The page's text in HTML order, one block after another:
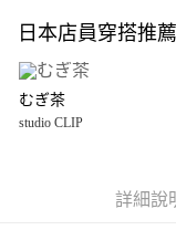
全盈+PAY
大哥付你分期
【大哥付你分期使用說明
1.本服務由台灣大哥大提
3.實際核准額度、可分
AFTEE先享後付
AFTEE先享後付是「在
日本店員穿搭推薦
むぎ茶
studio CLIP
詳細說